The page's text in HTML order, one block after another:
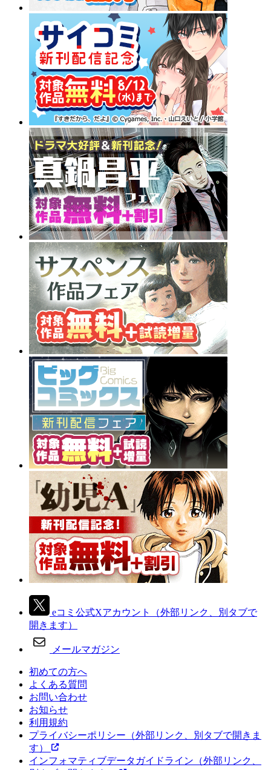
eコミ公式Xアカウント
（外部リンク、別タブで
開きます）
メールマガジン
初めての方へ
よくある質問
お問い合わせ
お知らせ
利用規約
プライバシーポリシー （外部リンク、別タブで開きま
す）
インフォマティブデータガイドライン （外部リンク、